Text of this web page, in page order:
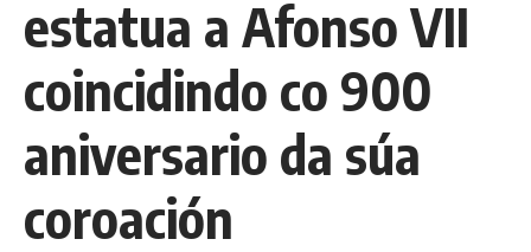
estatua a Afonso VII
coincidindo co 900
aniversario da súa
coroación